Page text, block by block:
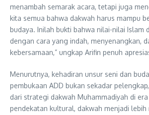
menambah semarak acara, tetapi juga
kita semua bahwa dakwah harus mampu
budaya. Inilah bukti bahwa nilai-nilai Islam
dengan cara yang indah, menyenangkan,
kebersamaan,” ungkap Arifin penuh
Menurutnya, kehadiran unsur seni dan
pembukaan ADD bukan sekadar
dari strategi dakwah Muhammadiyah di
pendekatan kultural, dakwah menjadi lebih